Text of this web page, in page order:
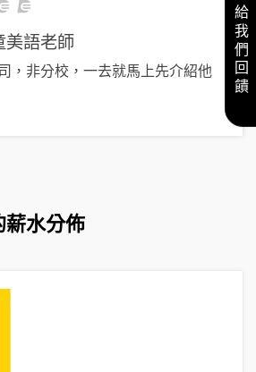
美語老師
，非分校，一去就馬上先介紹他
薪水分佈
給我們回饋